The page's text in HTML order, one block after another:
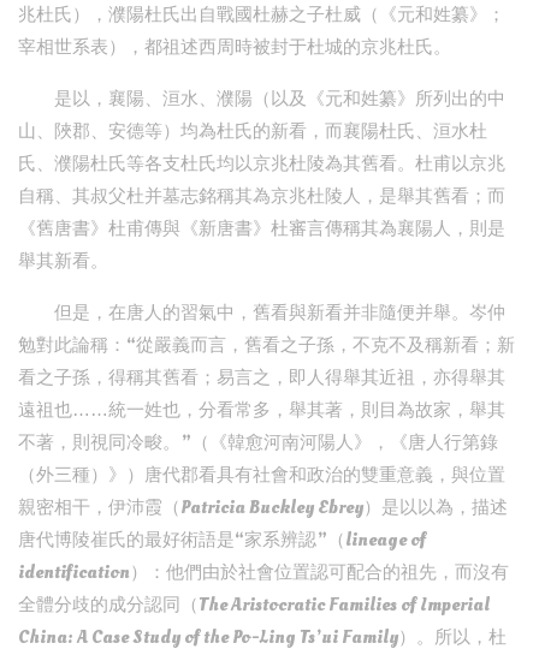
兆杜氏），濮陽杜氏出自戰國杜赫之子杜威（《元和姓纂》；
宰相世系表），都祖述西周時被封于杜城的京兆杜氏。
是以，襄陽、洹水、濮陽（以及《元和姓纂》所列出的中
山、陜郡、安德等）均為杜氏的新看，而襄陽杜氏、洹水杜
氏、濮陽杜氏等各支杜氏均以京兆杜陵為其舊看。杜甫以京兆
自稱、其叔父杜并墓志銘稱其為京兆杜陵人，是舉其舊看；而
《舊唐書》杜甫傳與《新唐書》杜審言傳稱其為襄陽人，則是
舉其新看。
但是，在唐人的習氣中，舊看與新看并非隨便并舉。岑仲
勉對此論稱：“從嚴義而言，舊看之子孫，不克不及稱新看；新
看之子孫，得稱其舊看；易言之，即人得舉其近祖，亦得舉其
遠祖也……統一姓也，分看常多，舉其著，則目為故家，舉其
不著，則視同冷畯。”（《韓愈河南河陽人》，《唐人行第錄
（外三種）》）唐代郡看具有社會和政治的雙重意義，與位置
親密相干，伊沛霞（Patricia Buckley Ebrey）是以以為，描述
唐代博陵崔氏的最好術語是“家系辨認”（lineage of
identification）：他們由於社會位置認可配合的祖先，而沒有
全體分歧的成分認同（The Aristocratic Families of Imperial
China: A Case Study of the Po-Ling Ts’ui Family）。所以，杜